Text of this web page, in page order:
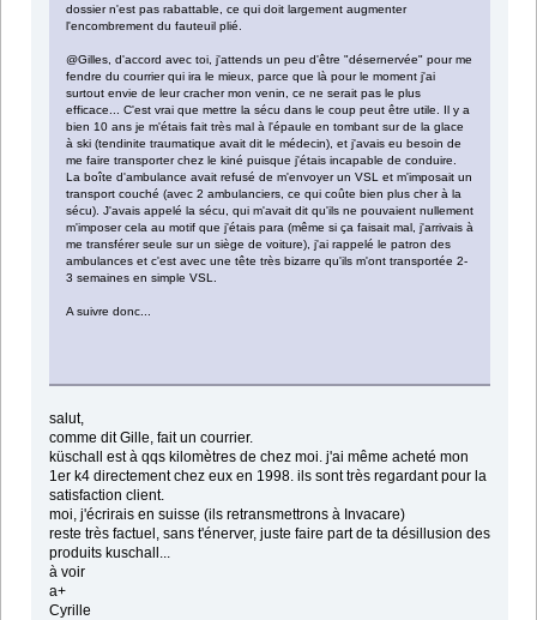
dossier n'est pas rabattable, ce qui doit largement augmenter
l'encombrement du fauteuil plié.
@Gilles, d'accord avec toi, j'attends un peu d'être "désernervée" pour me
fendre du courrier qui ira le mieux, parce que là pour le moment j'ai
surtout envie de leur cracher mon venin, ce ne serait pas le plus
efficace... C'est vrai que mettre la sécu dans le coup peut être utile. Il y a
bien 10 ans je m'étais fait très mal à l'épaule en tombant sur de la glace
à ski (tendinite traumatique avait dit le médecin), et j'avais eu besoin de
me faire transporter chez le kiné puisque j'étais incapable de conduire.
La boîte d'ambulance avait refusé de m'envoyer un VSL et m'imposait un
transport couché (avec 2 ambulanciers, ce qui coûte bien plus cher à la
sécu). J'avais appelé la sécu, qui m'avait dit qu'ils ne pouvaient nullement
m'imposer cela au motif que j'étais para (même si ça faisait mal, j'arrivais à
me transférer seule sur un siège de voiture), j'ai rappelé le patron des
ambulances et c'est avec une tête très bizarre qu'ils m'ont transportée 2-
3 semaines en simple VSL.
A suivre donc...
salut,
comme dit Gille, fait un courrier.
küschall est à qqs kilomètres de chez moi. j'ai même acheté mon
1er k4 directement chez eux en 1998. ils sont très regardant pour la
satisfaction client.
moi, j'écrirais en suisse (ils retransmettrons à Invacare)
reste très factuel, sans t'énerver, juste faire part de ta désillusion des
produits kuschall...
à voir
a+
Cyrille